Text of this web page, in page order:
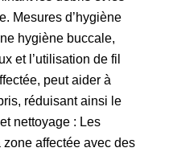
Mesures d’hygiène
hygiène buccale,
et l’utilisation de fil
peut aider à
réduisant ainsi le
nettoyage : Les
affectée avec des